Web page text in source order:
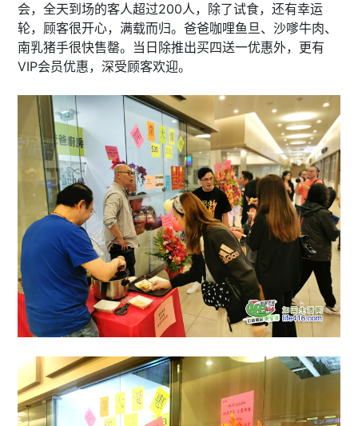
会，全天到场的客人超过200人，除了试食，还有幸运
轮，顾客很开心，满载而归。爸爸咖哩鱼旦、沙嗲牛肉、
南乳猪手很快售罄。当日除推出买四送一优惠外，更有
VIP会员优惠，深受顾客欢迎。